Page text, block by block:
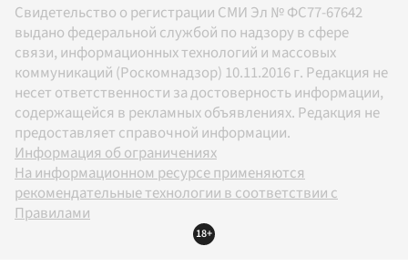
Свидетельство о регистрации СМИ Эл № ФС77-67642
выдано федеральной службой по надзору в сфере
связи, информационных технологий и массовых
коммуникаций (Роскомнадзор) 10.11.2016 г. Редакция не
несет ответственности за достоверность информации,
содержащейся в рекламных объявлениях. Редакция не
предоставляет справочной информации.
Информация об ограничениях
На информационном ресурсе применяются
рекомендательные технологии в соответствии с
Правилами
18+